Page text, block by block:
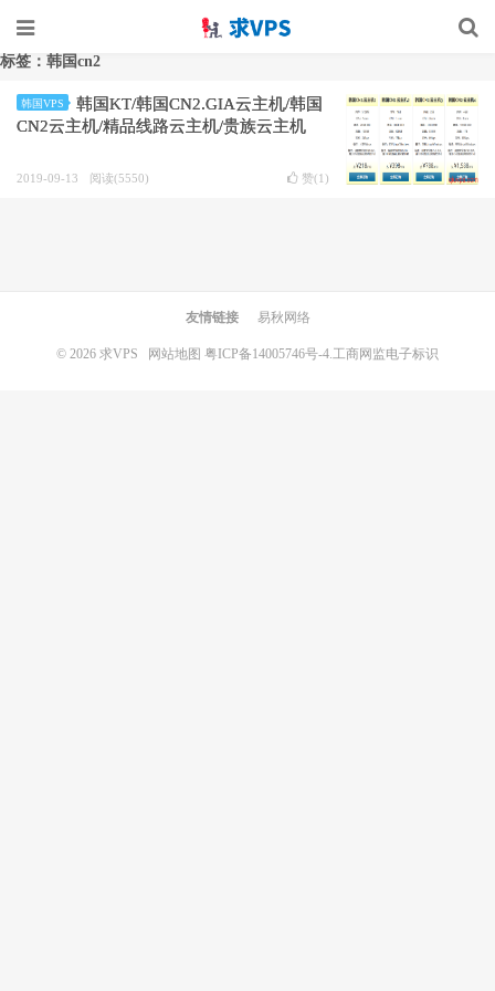
标签：韩国cn2
韩国VPS
韩国KT/韩国CN2.GIA云主机/韩国
CN2云主机/精品线路云主机/贵族云主机
2019-09-13 阅读(5550) 赞(1 )
友情链接 易秋网络
© 2026 求VPS 网站地图 粤ICP备14005746号-4.工商网监电子标识